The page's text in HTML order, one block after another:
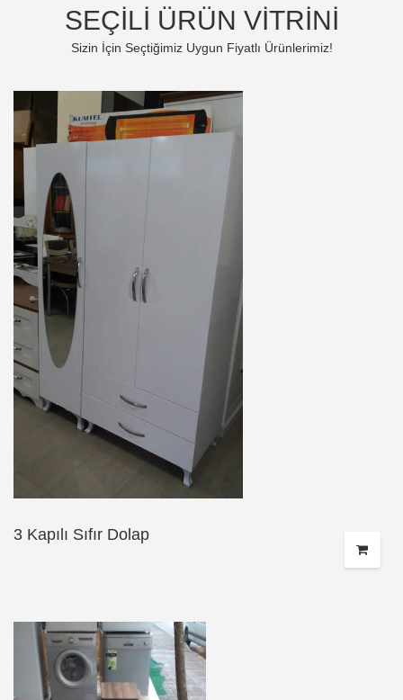
SEÇİLİ ÜRÜN VİTRİNİ
Sizin İçin Seçtiğimiz Uygun Fiyatlı Ürünlerimiz!
3 Kapılı Sıfır Dolap